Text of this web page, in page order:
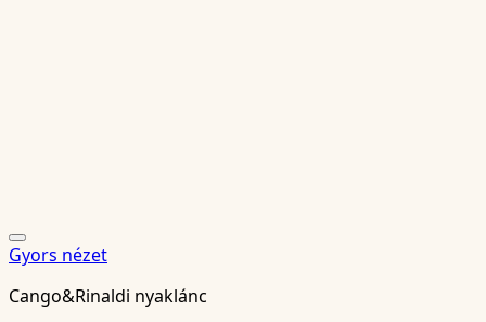
Gyors nézet
Cango&Rinaldi nyaklánc